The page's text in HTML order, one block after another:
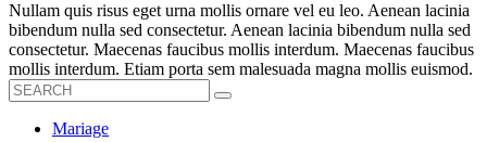
Nullam quis risus eget urna mollis ornare vel eu leo. Aenean lacinia
bibendum nulla sed consectetur. Aenean lacinia bibendum nulla sed
consectetur. Maecenas faucibus mollis interdum. Maecenas faucibus
mollis interdum. Etiam porta sem malesuada magna mollis euismod.
Mariage